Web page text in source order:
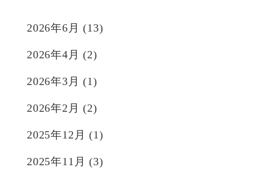
2026年6月 (13)
2026年4月 (2)
2026年3月 (1)
2026年2月 (2)
2025年12月 (1)
2025年11月 (3)